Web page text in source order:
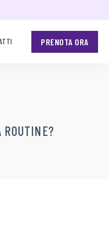
PRENOTA ORA
ROUTINE?